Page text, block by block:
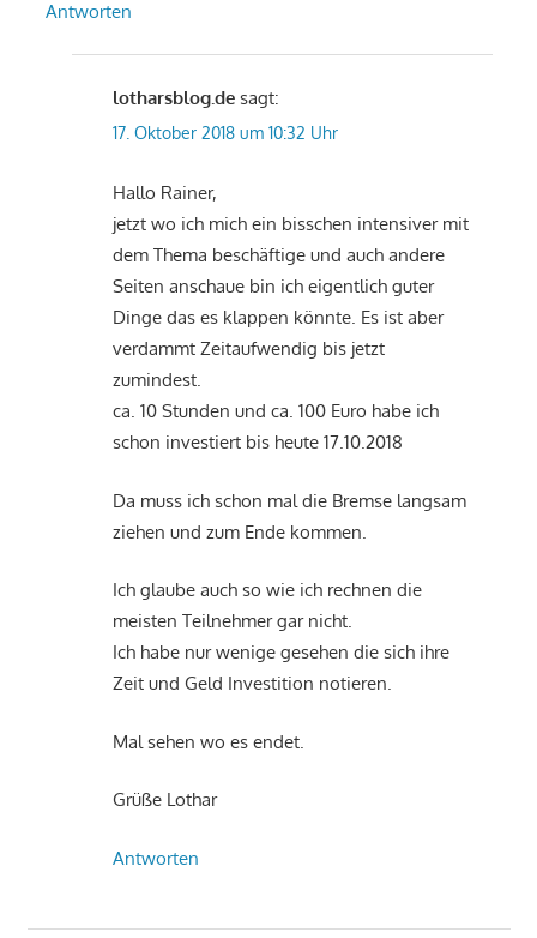
Antworten
lotharsblog.de sagt:
17. Oktober 2018 um 10:32 Uhr
Hallo Rainer,
jetzt wo ich mich ein bisschen intensiver mit
dem Thema beschäftige und auch andere
Seiten anschaue bin ich eigentlich guter
Dinge das es klappen könnte. Es ist aber
verdammt Zeitaufwendig bis jetzt
zumindest.
ca. 10 Stunden und ca. 100 Euro habe ich
schon investiert bis heute 17.10.2018
Da muss ich schon mal die Bremse langsam
ziehen und zum Ende kommen.
Ich glaube auch so wie ich rechnen die
meisten Teilnehmer gar nicht.
Ich habe nur wenige gesehen die sich ihre
Zeit und Geld Investition notieren.
Mal sehen wo es endet.
Grüße Lothar
Antworten